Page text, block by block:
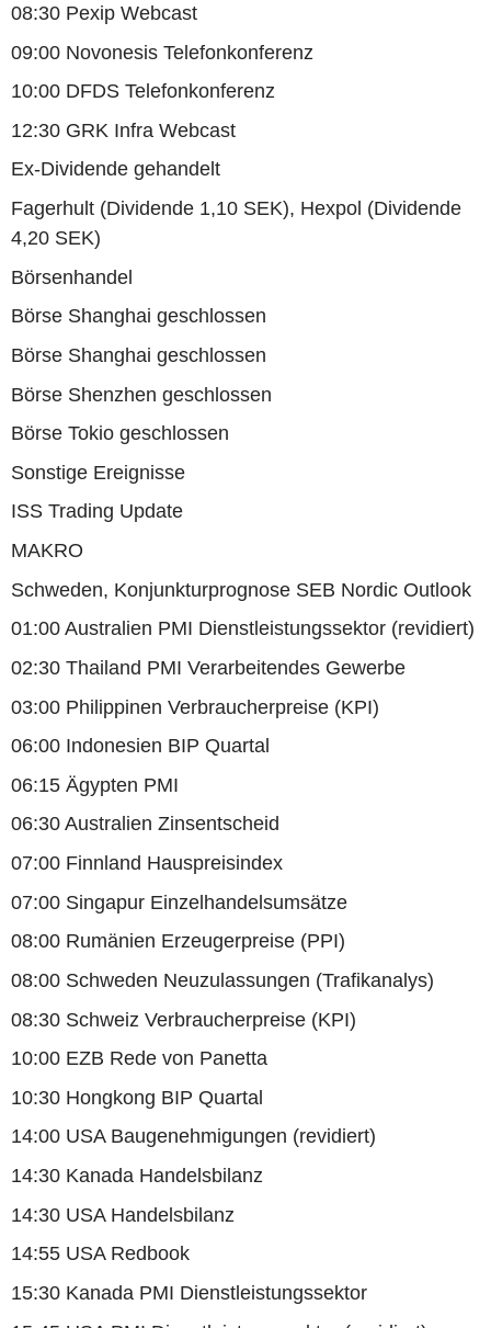
08:30 Pexip Webcast
09:00 Novonesis Telefonkonferenz
10:00 DFDS Telefonkonferenz
12:30 GRK Infra Webcast
Ex-Dividende gehandelt
Fagerhult (Dividende 1,10 SEK), Hexpol (Dividende
4,20 SEK)
Börsenhandel
Börse Shanghai geschlossen
Börse Shanghai geschlossen
Börse Shenzhen geschlossen
Börse Tokio geschlossen
Sonstige Ereignisse
ISS Trading Update
MAKRO
Schweden, Konjunkturprognose SEB Nordic Outlook
01:00 Australien PMI Dienstleistungssektor (revidiert)
02:30 Thailand PMI Verarbeitendes Gewerbe
03:00 Philippinen Verbraucherpreise (KPI)
06:00 Indonesien BIP Quartal
06:15 Ägypten PMI
06:30 Australien Zinsentscheid
07:00 Finnland Hauspreisindex
07:00 Singapur Einzelhandelsumsätze
08:00 Rumänien Erzeugerpreise (PPI)
08:00 Schweden Neuzulassungen (Trafikanalys)
08:30 Schweiz Verbraucherpreise (KPI)
10:00 EZB Rede von Panetta
10:30 Hongkong BIP Quartal
14:00 USA Baugenehmigungen (revidiert)
14:30 Kanada Handelsbilanz
14:30 USA Handelsbilanz
14:55 USA Redbook
15:30 Kanada PMI Dienstleistungssektor